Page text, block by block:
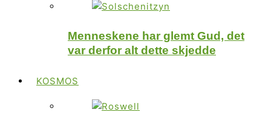
Menneskene har glemt Gud, det
var derfor alt dette skjedde
KOSMOS